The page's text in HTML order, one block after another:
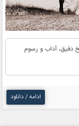
دقیق، آداب و رسوم
ادامه / دانلود